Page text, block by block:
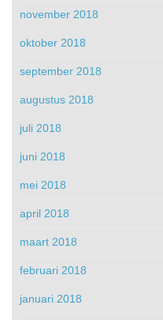
november 2018
oktober 2018
september 2018
augustus 2018
juli 2018
juni 2018
mei 2018
april 2018
maart 2018
februari 2018
januari 2018